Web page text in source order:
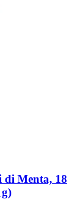
di Menta, 18